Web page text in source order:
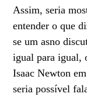
Assim, seria
entender o que
se um asno
igual para igual,
Isaac Newton
seria possível